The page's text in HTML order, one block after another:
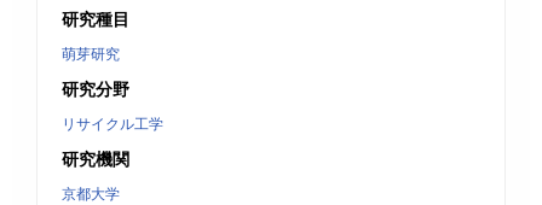
研究種目
萌芽研究
研究分野
リサイクル工学
研究機関
京都大学